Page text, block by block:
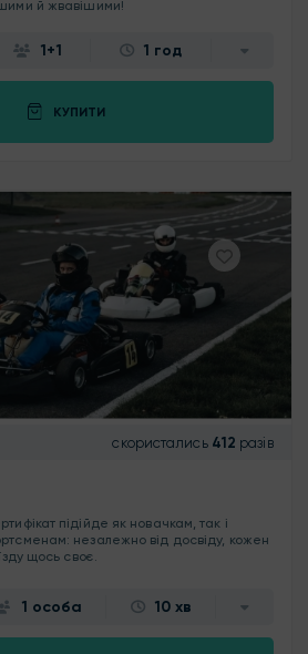
й жвавішими!
1+1 1 год
КУПИТИ
скористались 412 разів
підійде як новачкам, так і
незалежно від досвіду, кожен
щось своє.
1 особа 10 хв